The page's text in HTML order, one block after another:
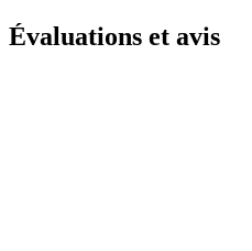
Évaluations et avis